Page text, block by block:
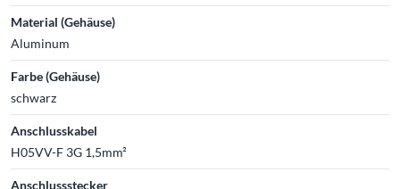
Material (Gehäuse)
Aluminum
Farbe (Gehäuse)
schwarz
Anschlusskabel
H05VV-F 3G 1,5mm²
Anschlussstecker